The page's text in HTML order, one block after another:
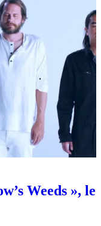
Weeds », le